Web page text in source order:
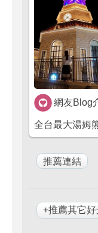
網友Blog
全台最大湯姆
+推薦其它好